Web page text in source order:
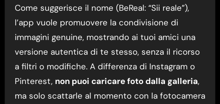
Come suggerisce il nome (BeReal: “Sii reale”),
l’app vuole promuovere la condivisione di
immagini genuine, mostrando ai tuoi amici una
versione autentica di te stesso, senza il ricorso
a filtri o modifiche. A differenza di Instagram o
Pinterest, non puoi caricare foto dalla galleria,
ma solo scattarle al momento con la fotocamera